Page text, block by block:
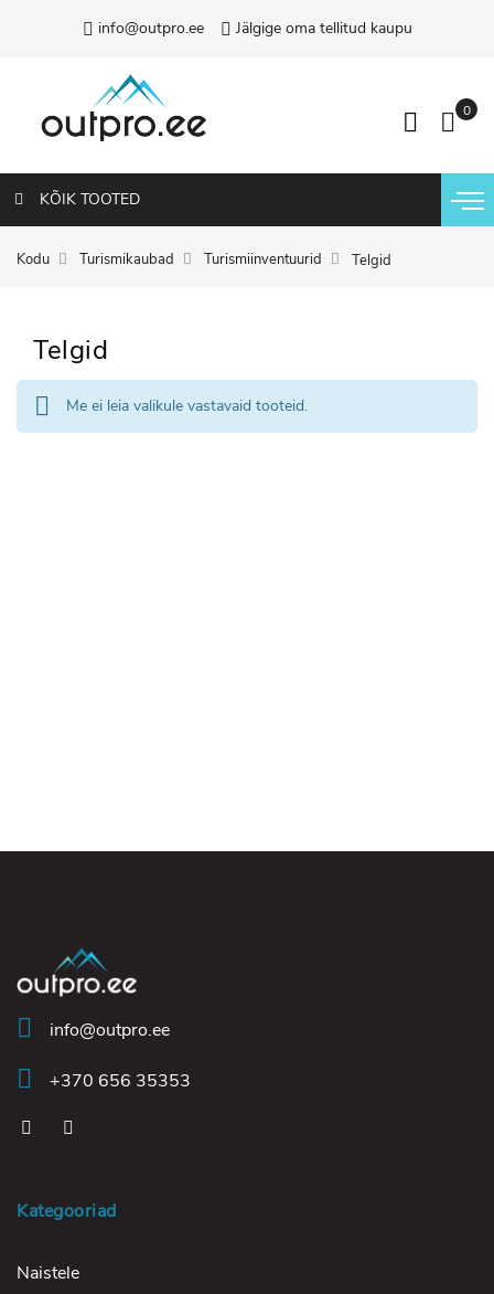
info@outpro.ee Jälgige oma tellitud kaupu
KÕIK TOOTED
Kodu Turismikaubad Turismiinventuurid Telgid
Telgid
Me ei leia valikule vastavaid tooteid.
info@outpro.ee
+370 656 35353
Kategooriad
Naistele